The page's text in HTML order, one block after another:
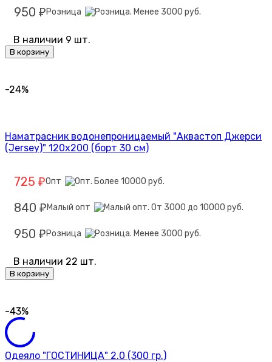
950 ₽ Розница
В наличии 9 шт.
В корзину
-24%
Наматрасник водонепроницаемый "Аквастоп Джерси
(Jersey)" 120х200 (борт 30 см)
725 ₽Опт
840 ₽ Малый опт
950 ₽ Розница
В наличии 22 шт.
В корзину
-43%
Одеяло "ГОСТИНИЦА" 2.0 (300 гр.)